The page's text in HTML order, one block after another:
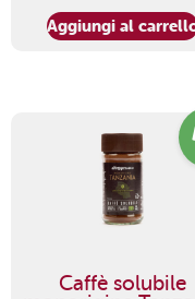
Aggiungi al
Caffè solubile